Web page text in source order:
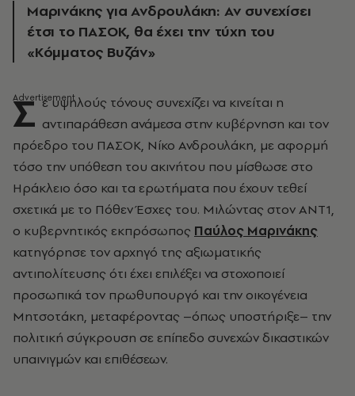
Μαρινάκης για Ανδρουλάκη: Αν συνεχίσει
έτσι το ΠΑΣΟΚ, θα έχει την τύχη του
«Κόμματος Βυζάν»
Σ ε υψηλούς τόνους συνεχίζει να κινείται η
αντιπαράθεση ανάμεσα στην κυβέρνηση και τον
πρόεδρο του ΠΑΣΟΚ, Νίκο Ανδρουλάκη, με αφορμή
τόσο την υπόθεση του ακινήτου που μίσθωσε στο
Ηράκλειο όσο και τα ερωτήματα που έχουν τεθεί
σχετικά με το Πόθεν Έσχες του. Μιλώντας στον ΑΝΤ1,
ο κυβερνητικός εκπρόσωπος Παύλος Μαρινάκης
κατηγόρησε τον αρχηγό της αξιωματικής
αντιπολίτευσης ότι έχει επιλέξει να στοχοποιεί
προσωπικά τον πρωθυπουργό και την οικογένεια
Μητσοτάκη, μεταφέροντας –όπως υποστήριξε– την
πολιτική σύγκρουση σε επίπεδο συνεχών δικαστικών
υπαινιγμών και επιθέσεων.